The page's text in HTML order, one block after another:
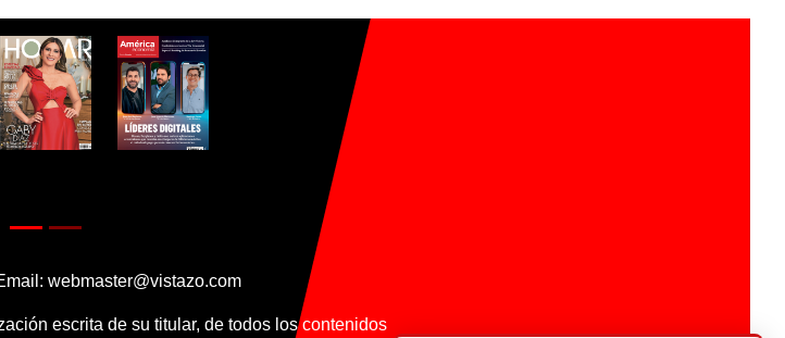
webmaster@vistazo.com
escrita de su titular, de todos los contenidos